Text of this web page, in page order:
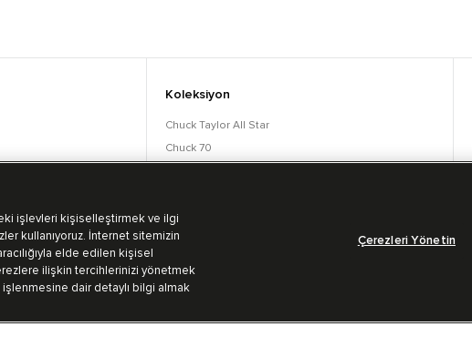
Koleksiyon
Chuck Taylor All Star
Chuck 70
Bot Koleksiyonu
işlevleri kişiselleştirmek ve ilgi
kullanıyoruz. İnternet sitemizin
elde edilen kişisel
ilişkin tercihlerinizi yönetmek
dair detaylı bilgi almak
Çerezleri Yönetin